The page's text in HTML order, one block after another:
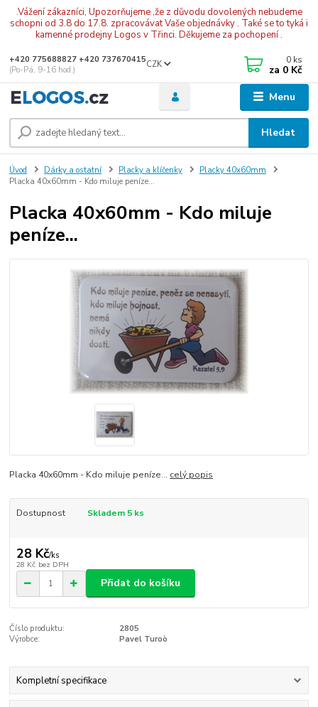
.Vážení zákazníci, Upozorňujeme ,že z důvodu dovolených nebudeme
schopni od 3.8 do 17.8. zpracovávat Vaše objednávky . Také se to tyká i
kamenné prodejny Logos v Třinci. Děkujeme za pochopení .
Menu
CZK
Hledat
+420 775688827 +420 737670415
(Po-Pá, 9-16 hod.)
0 ks
za 0 Kč
Úvod Dárky a ostatní Placky a klíčenky
Placky 40x60mm
Placka 40x60mm - Kdo miluje peníze...
Placka 40x60mm - Kdo miluje
peníze...
Placka 40x60mm - Kdo miluje peníze... celý popis
Dostupnost Skladem 5 ks
28 Kč/ks
28 Kč bez DPH
Přidat do košíku
Číslo produktu:
2805
Výrobce:
Pavel Turoò
Kompletní specifikace